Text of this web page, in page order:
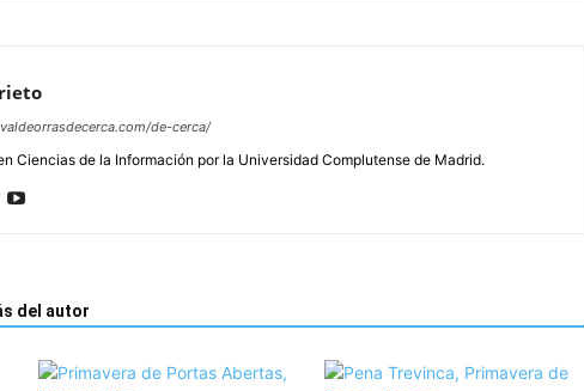
de-cerca/
Ciencias de la Información por la Universidad Complutense de Madrid.
del autor